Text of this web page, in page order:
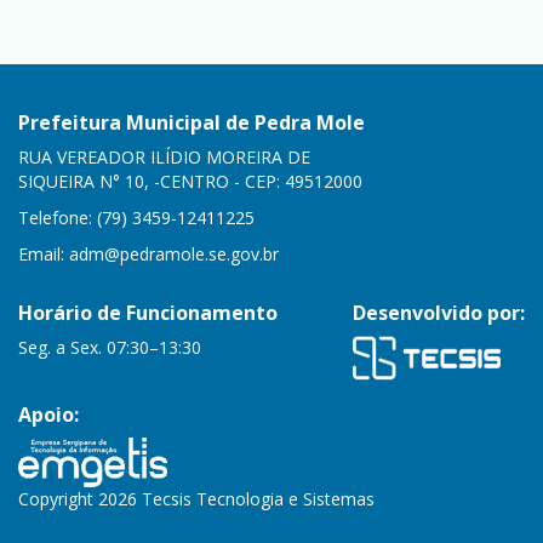
Prefeitura Municipal de Pedra Mole
RUA VEREADOR ILÍDIO MOREIRA DE
SIQUEIRA N° 10, -CENTRO - CEP: 49512000
Telefone: (79) 3459-12411225
Email: adm@pedramole.se.gov.br
Horário de Funcionamento
Seg. a Sex. 07:30–13:30
Desenvolvido por:
Apoio:
Copyright 2026 Tecsis Tecnologia e Sistemas